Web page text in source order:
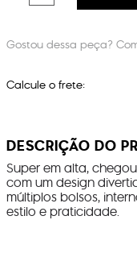
Calcule o frete:
DESCRIÇÃO DO
Super em alta,
com um design
múltiplos bolsos,
estilo e praticidade.